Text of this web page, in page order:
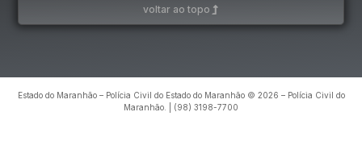
voltar ao topo
Estado do Maranhão – Polícia Civil do Estado do Maranhão © 2026 – Polícia Civil do
Maranhão. | (98) 3198-7700